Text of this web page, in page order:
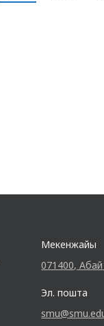
Мекенжайы
071400, Абай
Эл. пошта